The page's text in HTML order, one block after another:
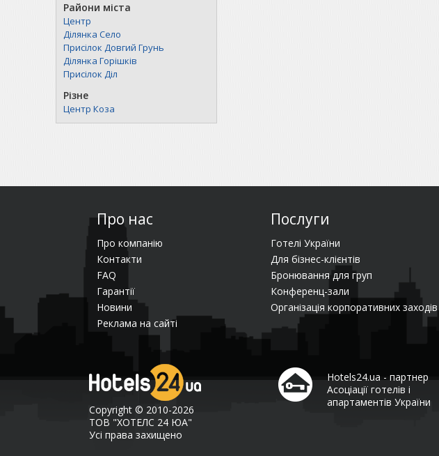
Райони міста
Центр
Ділянка Село
Присілок Довгий Грунь
Ділянка Горішків
Присілок Діл
Різне
Центр Коза
Про нас
Про компанію
Контакти
FAQ
Гарантії
Новини
Реклама на сайті
Послуги
Готелі України
Для бізнес-клієнтів
Бронювання для груп
Конференц-зали
Організація корпоративних заходів
Copyright © 2010-2026
ТОВ "ХОТЕЛС 24 ЮА"
Усі права захищено
Hotels24.ua - партнер
Асоціації готелів і
апартаментів України